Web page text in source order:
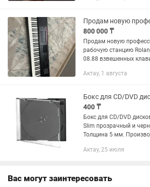
800 000 ₸
Продам новую
рабочую станцию
08.88 взвешенных
Core и SuperNATURAL;
а...
Актау, 1 августа
Бокс для CD/DVD
400 ₸
Бокс для CD/DVD
Slim прозрачный и
Толщина 5 мм.
Актау, 25 июля
Вас могут заинтересовать